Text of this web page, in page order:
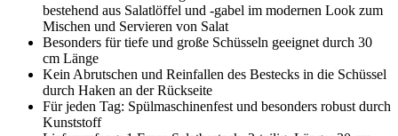
bestehend aus Salatlöffel und -gabel im modernen Look zum
Mischen und Servieren von Salat
Besonders für tiefe und große Schüsseln geeignet durch 30
cm Länge
Kein Abrutschen und Reinfallen des Bestecks in die Schüssel
durch Haken an der Rückseite
Für jeden Tag: Spülmaschinenfest und besonders robust durch
Kunststoff